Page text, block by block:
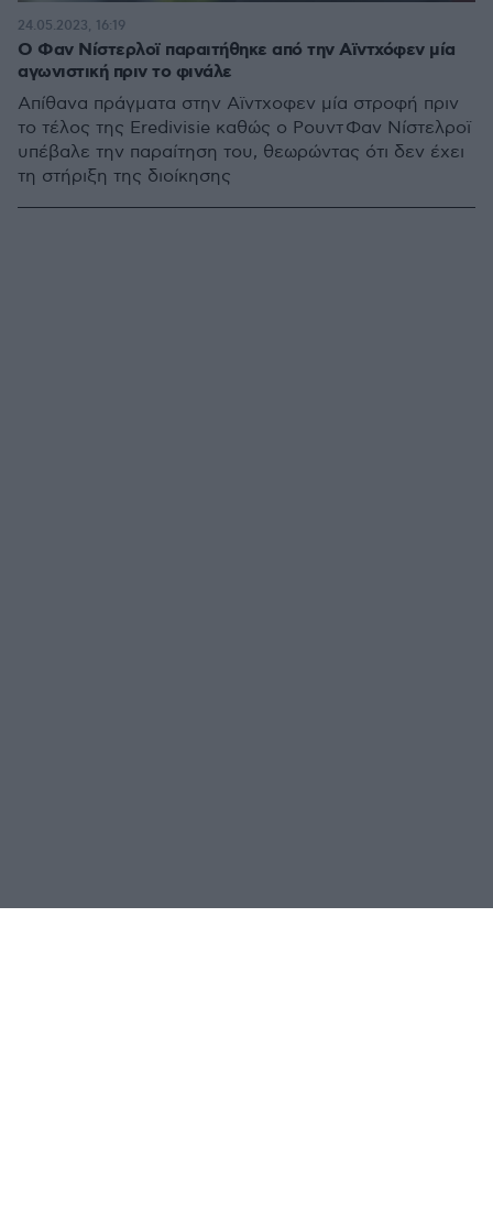
Ο Φαν Νίστερλοϊ παραιτήθηκε από την Αϊντχόφεν μία
αγωνιστική πριν το φινάλε
Απίθανα πράγματα στην Αϊντχοφεν μία στροφή πριν
το τέλος της Eredivisie καθώς ο Ρουντ Φαν Νίστελροϊ
υπέβαλε την παραίτηση του, θεωρώντας ότι δεν έχει
τη στήριξη της διοίκησης
24.05.2023, 16:19